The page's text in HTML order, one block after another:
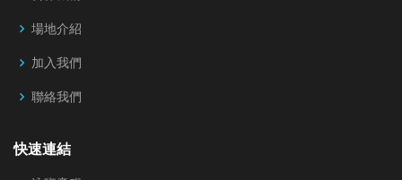
場地介紹
加入我們
聯絡我們
快速連結